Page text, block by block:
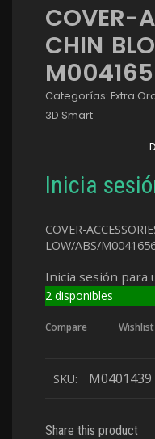
COVER-
CHIN
Categorías: Extra
3D Smart
Inicia
COVER-
LOW/ABS/
Inicia sesión para
2 disponibles
Compare Wishlist
SKU: M0401439
Share this product